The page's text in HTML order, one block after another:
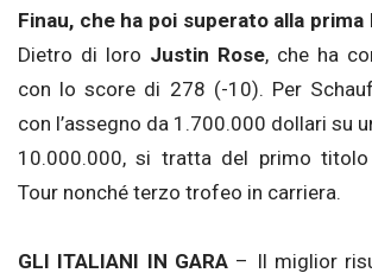
Finau, che ha poi superato alla
Dietro di loro Justin Rose, che ha
con lo score di 278 (-10). Per
con l’assegno da 1.700.000 dollari su
10.000.000, si tratta del primo titolo
Tour nonché terzo trofeo in carriera.
GLI ITALIANI IN GARA – Il miglior